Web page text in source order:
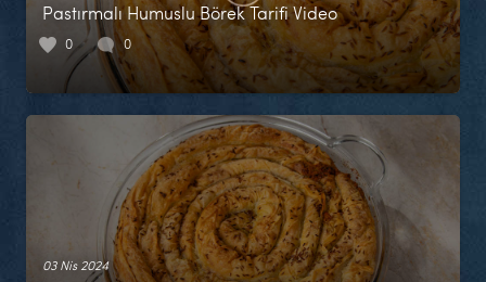
Pastırmalı Humuslu Börek Tarifi Video
0 0
03 Nis 2024